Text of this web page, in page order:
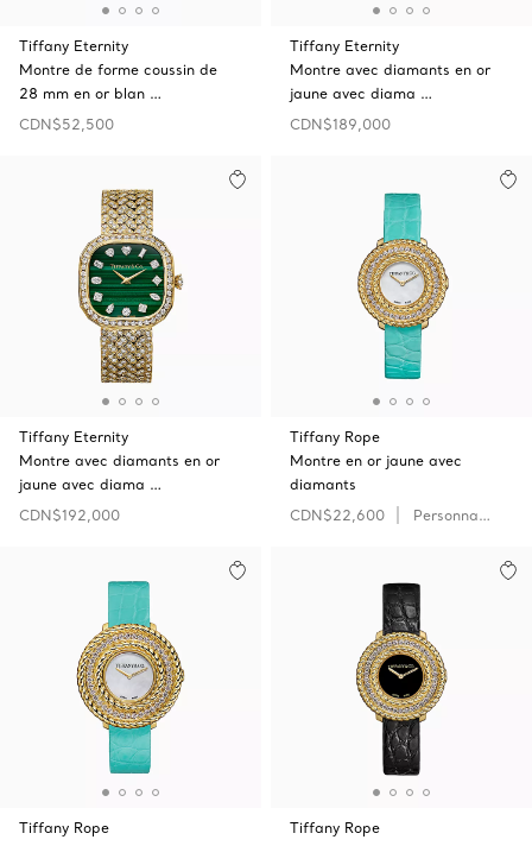
Tiffany Eternity
Montre de forme coussin de
28 mm en or blan …
CDN$52,500
Tiffany Eternity
Montre avec diamants en or
jaune avec diama …
CDN$189,000
Tiffany Eternity
Montre avec diamants en or
jaune avec diama …
CDN$192,000
Tiffany Rope
Montre en or jaune avec
diamants
CDN$22,600
Personnaliser
Tiffany Rope
Tiffany Rope